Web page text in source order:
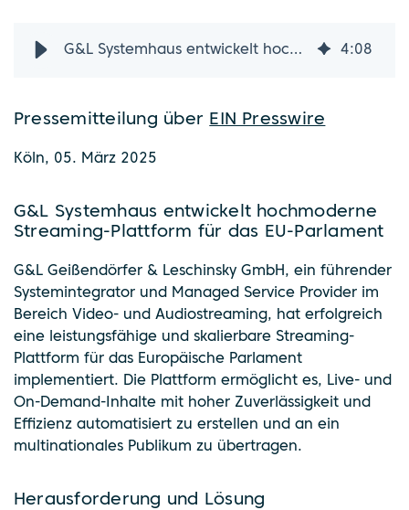
G&L Systemhaus entwickelt hochmoderne Streaming-Plattform für das EU-Parlament 4:08
Pressemitteilung über EIN Presswire
Köln, 05. März 2025
G&L Systemhaus entwickelt hochmoderne
Streaming-Plattform für das EU-Parlament
G&L Geißendörfer & Leschinsky GmbH, ein führender
Systemintegrator und Managed Service Provider im
Bereich Video- und Audiostreaming, hat erfolgreich
eine leistungsfähige und skalierbare Streaming-
Plattform für das Europäische Parlament
implementiert. Die Plattform ermöglicht es, Live- und
On-Demand-Inhalte mit hoher Zuverlässigkeit und
Effizienz automatisiert zu erstellen und an ein
multinationales Publikum zu übertragen.
Herausforderung und Lösung